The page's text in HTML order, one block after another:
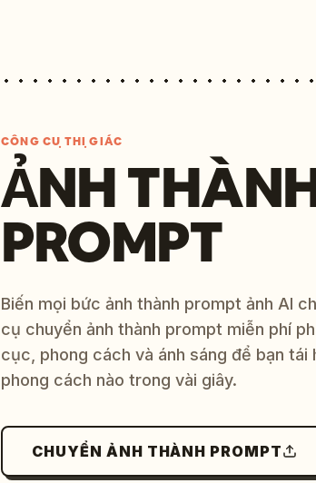
CÔNG CỤ THỊ GIÁC
ẢNH
PROMPT
Biến mọi bức ảnh thành prompt ảnh AI
cụ chuyển ảnh thành prompt miễn phí
cục, phong cách và ánh sáng để bạn tái
phong cách nào trong vài giây.
CHUYỂN ẢNH THÀNH PROMPT